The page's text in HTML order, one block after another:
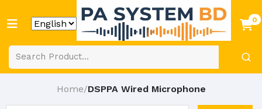
0
Home/DSPPA Wired Microphone